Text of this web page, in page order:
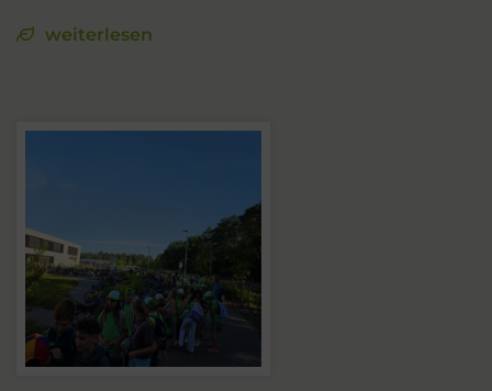
weiterlesen